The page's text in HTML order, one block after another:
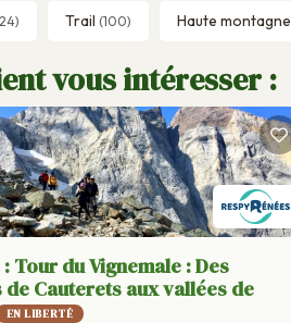
Trail (100) Haute montagne
vous intéresser :
Tour du Vignemale : Des
Cauterets aux vallées de
EN LIBERTÉ